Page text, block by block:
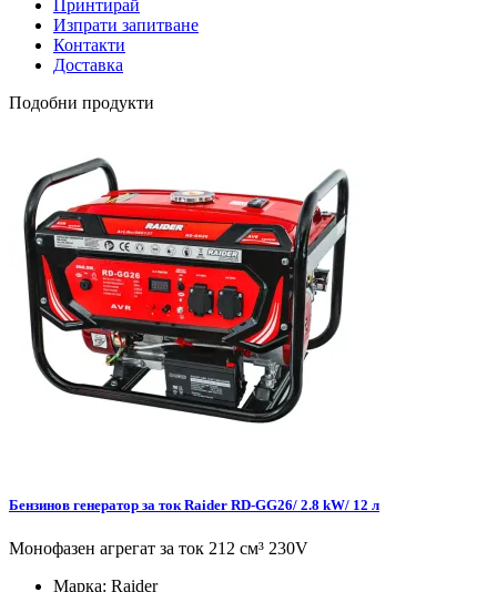
Принтирай
Изпрати запитване
Контакти
Доставка
Подобни продукти
Бензинов генератор за ток Raider RD-GG26/ 2.8 kW/ 12 л
Монофазен агрегат за ток 212 см³ 230V
Марка: Raider